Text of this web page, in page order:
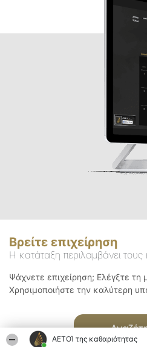
ΑΕΤΟΊ της καθαριότητας
Βρείτε επιχείρηση
Η κατάταξη περιλαμβάνει
Ψάχνετε επιχείρηση; Ελέγξτε τη
Χρησιμοποιήστε την καλύτερη